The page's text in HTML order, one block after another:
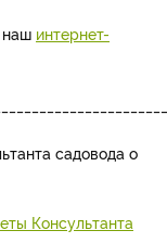
наш интернет-
садовода о
Консультанта